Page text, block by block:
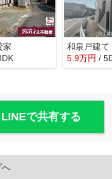
家
和泉戸建て
5.9万円 /
LINEで共有する
へ